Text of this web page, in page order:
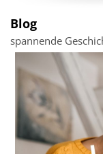
Blog
spannende